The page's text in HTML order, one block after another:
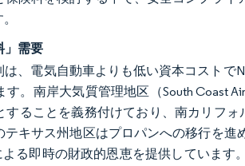
」需要
、電気自動車よりも低い資本コストで
。南岸大気質管理地区（South Coast
ることを義務付けており、南カリフ
キサス州地区はプロパンへの移行を
る即時の財政的恩恵を提供していま